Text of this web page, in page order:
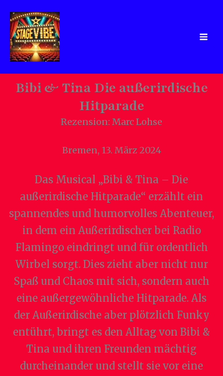
Inhalt
springen
Bibi & Tina Die außerirdische
Hitparade
Rezension: Marc Lohse
Bremen, 13. März 2024
Das Musical „Bibi & Tina – Die
außerirdische Hitparade“ erzählt ein
spannendes und humorvolles Abenteuer,
in dem ein Außerirdischer bei Radio
Flamingo eindringt und für ordentlich
Wirbel sorgt. Dies zieht aber nicht nur
Spaß und Chaos mit sich, sondern auch
eine außergewöhnliche Hitparade. Als
der Außerirdische aber plötzlich Funky
entührt, bringt es den Alltag von Bibi &
Tina und ihren Freunden mächtig
durcheinander und stellt sie vor eine